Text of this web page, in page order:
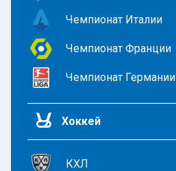
Чемпионат Италии
Чемпионат Франции
Чемпионат Германии
Хоккей
КХЛ